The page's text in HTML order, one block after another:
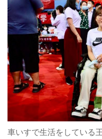
車いすで生活をしている